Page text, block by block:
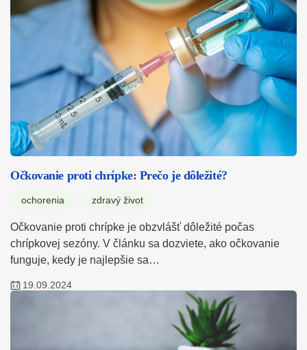
Očkovanie proti chrípke: Prečo je dôležité?
ochorenia zdravý život
Očkovanie proti chrípke je obzvlášť dôležité počas
chrípkovej sezóny. V článku sa dozviete, ako očkovanie
funguje, kedy je najlepšie sa…
19.09.2024